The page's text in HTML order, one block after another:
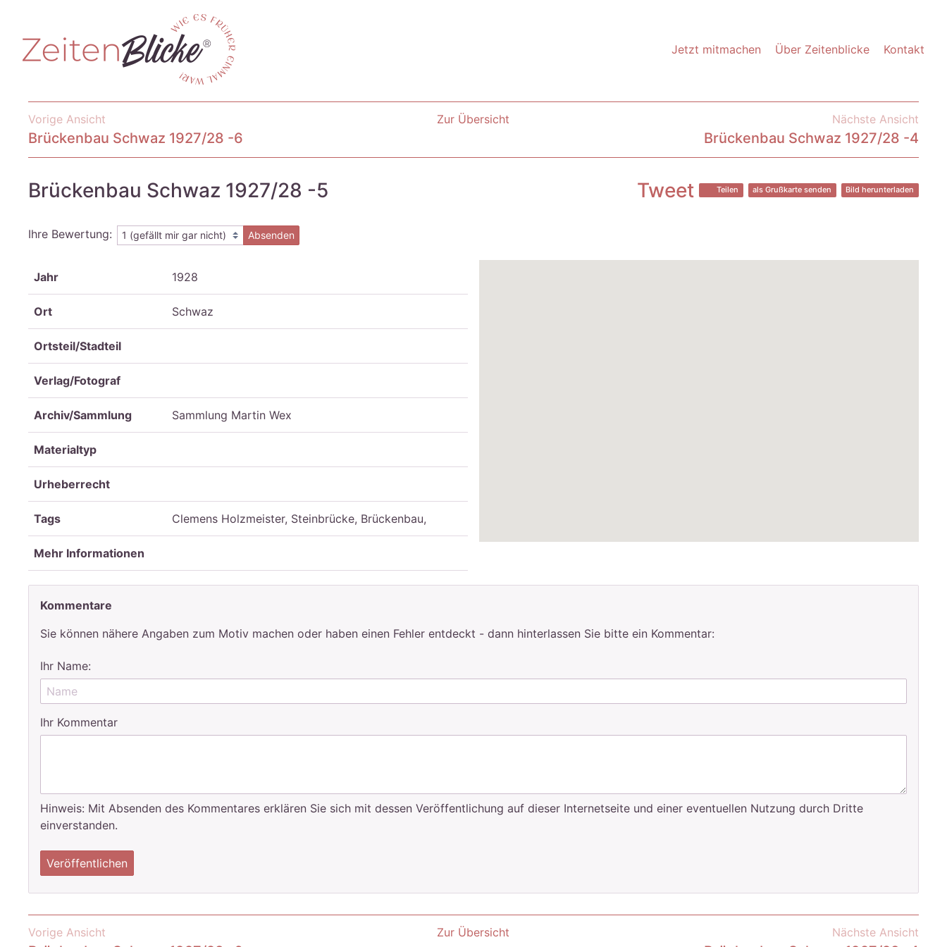
Jetzt mitmachen Über Zeitenblicke Kontakt
Vorige Ansicht
Brückenbau Schwaz 1927/28 -6
Zur Übersicht Nächste Ansicht
Brückenbau Schwaz 1927/28 -4
Brückenbau Schwaz 1927/28 -5 Tweet Teilen als Grußkarte senden Bild herunterladen
Ihre Bewertung: Absenden
Jahr 1928
Ort Schwaz
Ortsteil/Stadteil
Verlag/Fotograf
Archiv/Sammlung Sammlung Martin Wex
Materialtyp
Urheberrecht
Tags Clemens Holzmeister, Steinbrücke, Brückenbau,
Mehr Informationen
Kommentare
Sie können nähere Angaben zum Motiv machen oder haben einen Fehler entdeckt - dann hinterlassen Sie bitte ein Kommentar:
Ihr Name:
Ihr Kommentar
Hinweis: Mit Absenden des Kommentares erklären Sie sich mit dessen Veröffentlichung auf dieser Internetseite und einer eventuellen Nutzung durch Dritte
einverstanden.
Veröffentlichen
Vorige Ansicht Zur Übersicht Nächste Ansicht